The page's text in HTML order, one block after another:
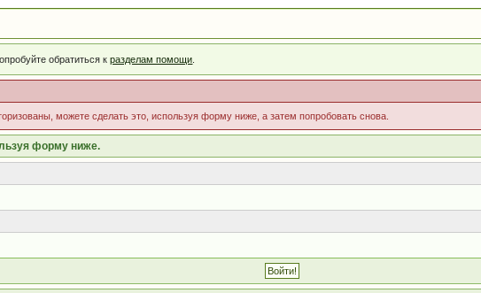
обратиться кразделам помощи
можете сделать это, используя форму ниже, а затем попробовать снова.
форму ниже.